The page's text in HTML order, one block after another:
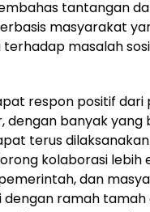
tantangan
masyarakat
masalah
respon positif dari
dengan banyak yang
terus
kolaborasi lebih
dan
dengan ramah tamah